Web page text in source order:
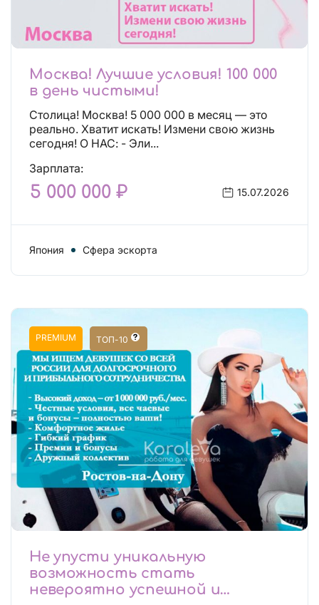
Москва! Лучшие условия! 100 000
в день чистыми!
Столица! Москва! 5 000 000 в месяц — это
реально. Хватит искать! Измени свою жизнь
сегодня! О НАС: - Эли...
Зарплата:
5 000 000 ₽ 15.07.2026
Япония Сфера эскорта
PREMIUM ТОП-10
Не упусти уникальную
возможность стать
невероятно успешной и